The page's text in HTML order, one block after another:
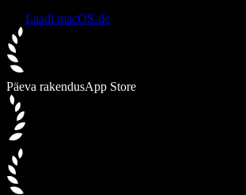
Laadi macOS-ile
Päeva rakendusApp Store